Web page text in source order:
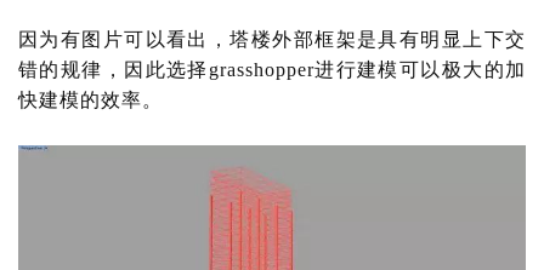
因为有图片可以看出，塔楼外部框架是具有明显上下交
错的规律，因此选择 grasshopper进行建模可以极大的加
快建模的效率。